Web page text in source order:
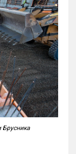
Брусника